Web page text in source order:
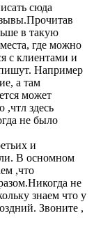
сюда
в такую
где можно
с клиентами и
пишут. Например
а там
может
,чтл здесь
не было
и
В осномном
,что
не
знаем что у
Звоните ,